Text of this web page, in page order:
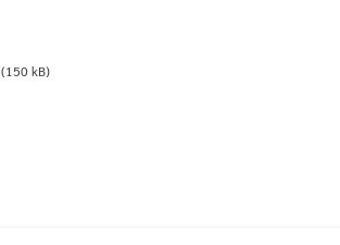
(150 kB)